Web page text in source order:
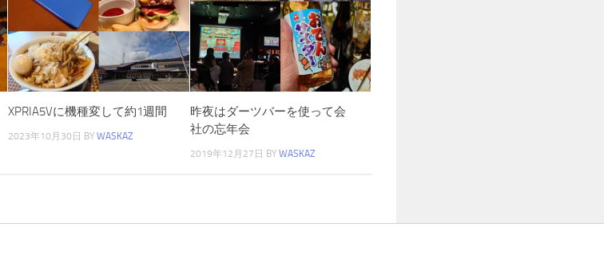
XPRIA5Vに機種変して約1週間
2023年10月30日 BY WASKAZ
昨夜はダーツバーを使って会
社の忘年会
2019年12月27日 BY WASKAZ